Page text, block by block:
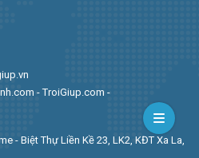
- TroiGiup.com -
- Biệt Thự Liền Kề 23, LK2, KĐT Xa La,